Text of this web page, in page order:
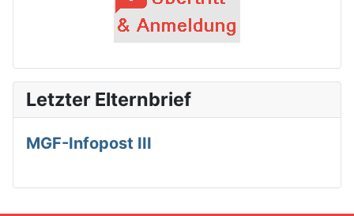
Letzter Elternbrief
MGF-Infopost III